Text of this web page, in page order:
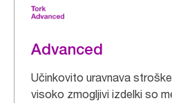
Advanced
Učinkovito uravnava
visoko zmogljivi izdelki so